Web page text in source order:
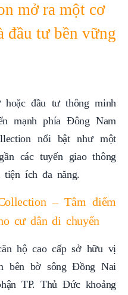
mở ra một cơ
đầu tư bền vững
đầu tư thông minh
mạnh phía Đông Nam
nổi bật như một
các tuyến giao thông
ích đa năng.
– Tâm điểm
cư dân di chuyển
hộ cao cấp sở hữu vị
bên bờ sông Đồng Nai
TP. Thủ Đức khoảng